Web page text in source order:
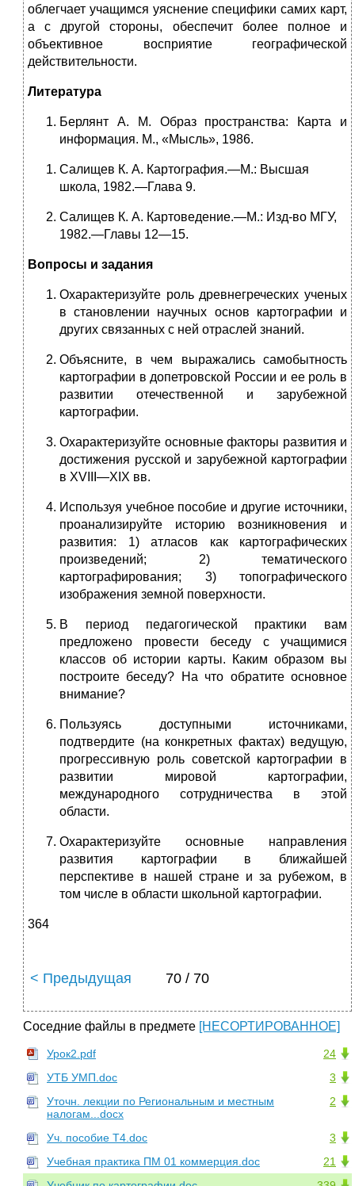
облегчает учащимся уяснение специфики самих карт,
а с другой стороны, обеспечит более полное и
объектив­ное восприятие географической
действительности.
Литература
Берлянт А. М. Образ пространства: Карта и
информация. М., «Мысль», 1986.
Салищев К. А. Картография.—М.: Высшая
школа, 1982.—Глава 9.
Салищев К. А. Картоведение.—М.: Изд-во МГУ,
1982.—Главы 12—15.
Вопросы и задания
Охарактеризуйте роль древнегреческих ученых
в становлении научных основ картографии и
других связанных с ней отраслей знаний.
Объясните, в чем выражались самобытность
картографии в допетровской России и ее роль в
развитии отечественной и зарубежной
картографии.
Охарактеризуйте основные факторы развития и
достижения русской и за­рубежной картографии
в XVIII—XIX вв.
Используя учебное пособие и другие источники,
проанализируйте историю возникновения и
развития: 1) атласов как картографических
произведений; 2) тема­тического
картографирования; 3) топографического
изображения земной поверхности.
В период педагогической практики вам
предложено провести беседу с уча­щимися
классов об истории карты. Каким образом вы
построите беседу? На что обратите основное
внимание?
Пользуясь доступными источниками,
подтвердите (на конкретных фактах) ведущую,
прогрессивную роль советской картографии в
развитии мировой карто­графии,
международного сотрудничества в этой
области.
Охарактеризуйте основные направления
развития картографии в ближайшей
перспективе в нашей стране и за рубежом, в
том числе в области школьной карто­графии.
364
< Предыдущая 70 / 70
Соседние файлы в предмете [НЕСОРТИРОВАННОЕ]
24
Урок2.pdf
3
УТБ УМП.doc
2
Уточн. лекции по Региональным и местным
налогам...docx
3
Уч. пособие Т4.doc
21
Учебная практика ПМ 01 коммерция.doc